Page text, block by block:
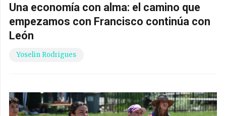
Una economía con alma: el camino que
empezamos con Francisco continúa con
León
Yoselin Rodrigues